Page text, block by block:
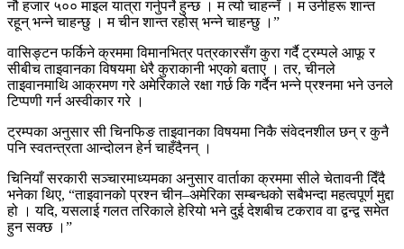
नौ हजार ५०० माइल यात्रा गर्नुपर्ने हुन्छ । म त्यो चाहन्नँ । म उनीहरू शान्त
रहून् भन्ने चाहन्छु । म चीन शान्त रहोस् भन्ने चाहन्छु ।”
वासिङ्टन फर्किने क्रममा विमानभित्र पत्रकारसँग कुरा गर्दै ट्रम्पले आफू र
सीबीच ताइवानका विषयमा धेरै कुराकानी भएको बताए । तर, चीनले
ताइवानमाथि आक्रमण गरे अमेरिकाले रक्षा गर्छ कि गर्दैन भन्ने प्रश्नमा भने उनले
टिप्पणी गर्न अस्वीकार गरे ।
ट्रम्पका अनुसार सी चिनफिङ ताइवानका विषयमा निकै संवेदनशील छन् र कुनै
पनि स्वतन्त्रता आन्दोलन हेर्न चाहँदैनन् ।
चिनियाँ सरकारी सञ्चारमाध्यमका अनुसार वार्ताका क्रममा सीले चेतावनी दिँदै
भनेका थिए, “ताइवानको प्रश्न चीन–अमेरिका सम्बन्धको सबैभन्दा महत्वपूर्ण मुद्दा
हो । यदि, यसलाई गलत तरिकाले हेरियो भने दुई देशबीच टकराव वा द्वन्द्व समेत
हुन सक्छ ।”